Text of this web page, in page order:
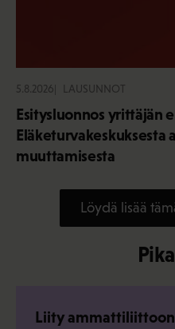
5.8.2026 LAUSUNNOT
Esitysluonnos yrittäjän
Eläketurvakeskuksesta
muuttamisesta
Löydä lisää
Liity ammattiliittoon